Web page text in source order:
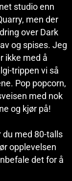
studio enn
men der
over Dark
og spises. Jeg
ikke med å
trippen vi så
Pop popcorn,
med nok
og kjør på!
du med 80-talls
opplevelsen
det for å